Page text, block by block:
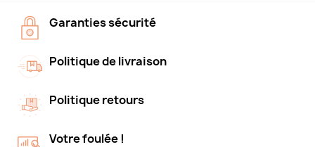
Garanties sécurité
Politique de livraison
Politique retours
Votre foulée !